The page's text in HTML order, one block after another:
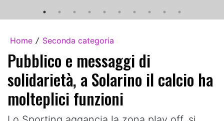
Home / Seconda categoria
Pubblico e messaggi di
solidarietà, a Solarino il calcio ha
molteplici funzioni